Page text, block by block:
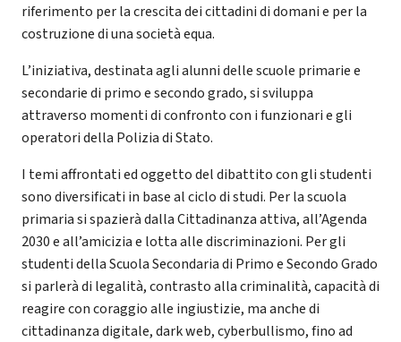
riferimento per la crescita dei cittadini di domani e per la
costruzione di una società equa.
L’iniziativa, destinata agli alunni delle scuole primarie e
secondarie di primo e secondo grado, si sviluppa
attraverso momenti di confronto con i funzionari e gli
operatori della Polizia di Stato.
I temi affrontati ed oggetto del dibattito con gli studenti
sono diversificati in base al ciclo di studi. Per la scuola
primaria si spazierà dalla Cittadinanza attiva, all’Agenda
2030 e all’amicizia e lotta alle discriminazioni. Per gli
studenti della Scuola Secondaria di Primo e Secondo Grado
si parlerà di legalità, contrasto alla criminalità, capacità di
reagire con coraggio alle ingiustizie, ma anche di
cittadinanza digitale, dark web, cyberbullismo, fino ad